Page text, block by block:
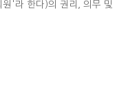
'라 한다)의 권리, 의무 및